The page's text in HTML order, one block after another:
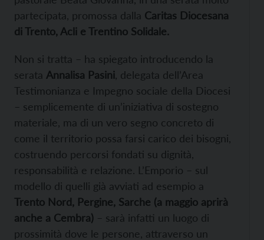
partecipata, promossa dalla Caritas Diocesana
di Trento, Acli e Trentino Solidale.
Non si tratta – ha spiegato introducendo la
serata Annalisa Pasini , delegata dell’Area
Testimonianza e Impegno sociale della Diocesi
– semplicemente di un’iniziativa di sostegno
materiale, ma di un vero segno concreto di
come il territorio possa farsi carico dei bisogni,
costruendo percorsi fondati su dignità,
responsabilità e relazione. L’Emporio – sul
modello di quelli già avviati ad esempio a
Trento Nord, Pergine, Sarche (a maggio aprirà
anche a Cembra) – sarà infatti un luogo di
prossimità dove le persone, attraverso un